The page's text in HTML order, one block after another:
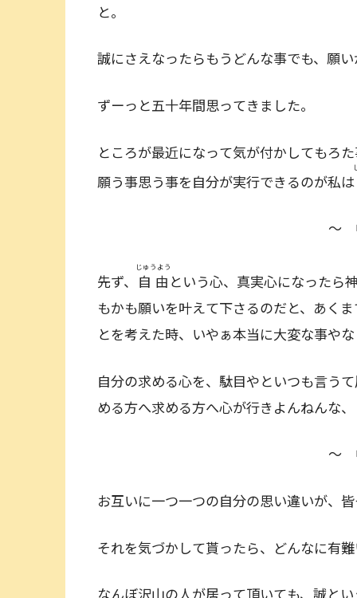
と。
誠にさえなったらもうどんな事でも、願
ずーっと五十年間思ってきました。
ところが最近になって気が付かしてもろ
願う事思う事を自分が実行できるのが私は
～
先ず、 自由
じゅうよう
という心、真実心になったら
もかも願いを叶えて下さるのだと、あく
とを考えた時、いやぁ本当に大変な事や
自分の求める心を、駄目やといつも言う
める方へ求める方へ心が行きよんねん
～
お互いに一つ一つの自分の思い違いが、
それを気づかして貰ったら、どんなに有
なんぼ沢山の人が居って頂いても、誠と